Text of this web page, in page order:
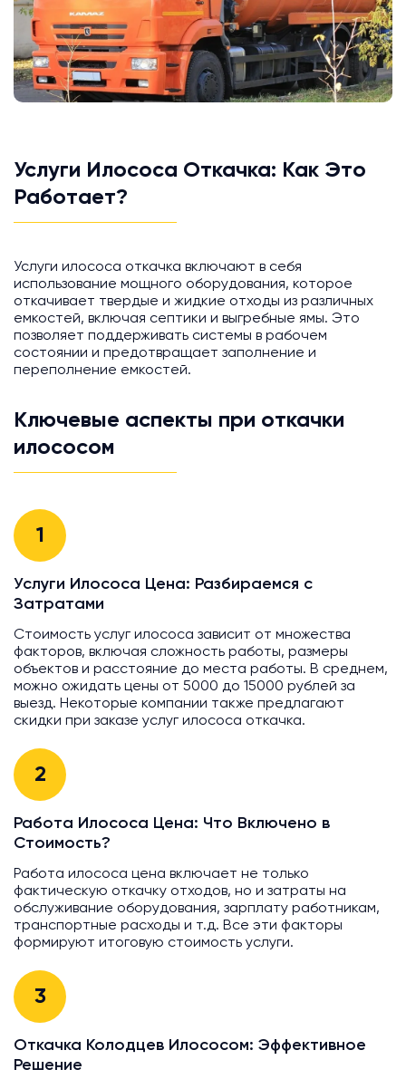
Услуги Илососа Откачка: Как Это
Работает?
Услуги илососа откачка включают в себя
использование мощного оборудования, которое
откачивает твердые и жидкие отходы из различных
емкостей, включая септики и выгребные ямы. Это
позволяет поддерживать системы в рабочем
состоянии и предотвращает заполнение и
переполнение емкостей.
Ключевые аспекты при откачки
илососом
1
Услуги Илососа Цена: Разбираемся с
Затратами
Стоимость услуг илососа зависит от множества
факторов, включая сложность работы, размеры
объектов и расстояние до места работы. В среднем,
можно ожидать цены от 5000 до 15000 рублей за
выезд. Некоторые компании также предлагают
скидки при заказе услуг илососа откачка.
2
Работа Илососа Цена: Что Включено в
Стоимость?
Работа илососа цена включает не только
фактическую откачку отходов, но и затраты на
обслуживание оборудования, зарплату работникам,
транспортные расходы и т.д. Все эти факторы
формируют итоговую стоимость услуги.
3
Откачка Колодцев Илососом: Эффективное
Решение